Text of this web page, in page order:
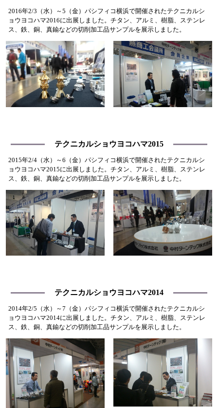
2016年2/3（水）～5（金）パシフィコ横浜で開催されたテクニカルシ
ョウヨコハマ2016に出展しました。チタン、アルミ、樹脂、ステンレ
ス、鉄、銅、真鍮などの切削加工品サンプルを展示しました。
テクニカルショウヨコハマ2015
2015年2/4（水）～6（金）パシフィコ横浜で開催されたテクニカルシ
ョウヨコハマ2015に出展しました。チタン、アルミ、樹脂、ステンレ
ス、鉄、銅、真鍮などの切削加工品サンプルを展示しました。
テクニカルショウヨコハマ2014
2014年2/5（水）～7（金）パシフィコ横浜で開催されたテクニカルシ
ョウヨコハマ2014に出展しました。チタン、アルミ、樹脂、ステンレ
ス、鉄、銅、真鍮などの切削加工品サンプルを展示しました。